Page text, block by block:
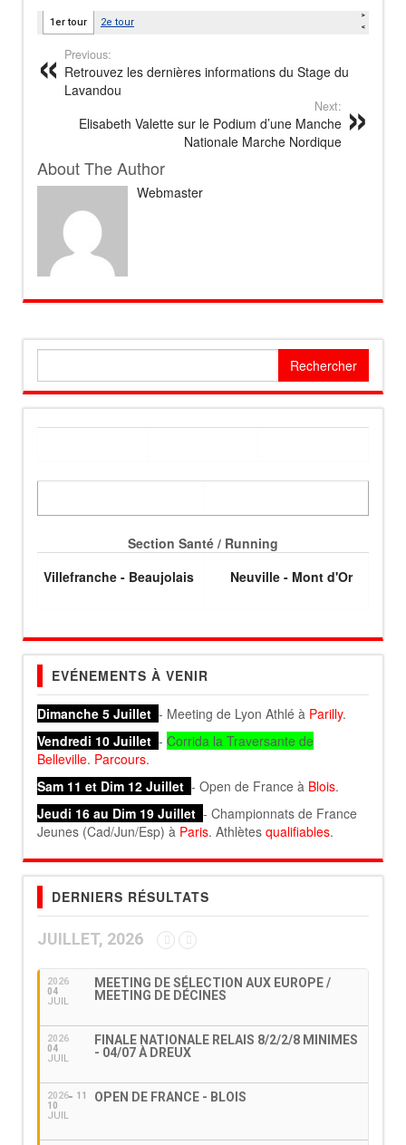
Previous:
Retrouvez les dernières informations du Stage du
Lavandou
Next:
Elisabeth Valette sur le Podium d’une Manche
Nationale Marche Nordique
About The Author
Webmaster
Section Santé / Running
Villefranche - Beaujolais
Neuville - Mont d'Or
EVÉNEMENTS À VENIR
Dimanche 5 Juillet - Meeting de Lyon Athlé à Parilly.
Vendredi 10 Juillet - Corrida la Traversante de
Belleville. Parcours.
Sam 11 et Dim 12 Juillet - Open de France à Blois.
Jeudi 16 au Dim 19 Juillet - Championnats de France
Jeunes (Cad/Jun/Esp) à Paris. Athlètes qualifiables.
DERNIERS RÉSULTATS
JUILLET, 2026
2026
04
JUIL
MEETING DE SÉLECTION AUX EUROPE /
MEETING DE DÉCINES
2026
04
JUIL
FINALE NATIONALE RELAIS 8/2/2/8 MINIMES
- 04/07 À DREUX
2026
10
JUIL
11 OPEN DE FRANCE - BLOIS